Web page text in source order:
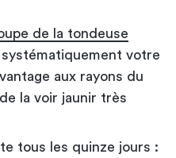
de la tondeuse
votre
aux rayons du
la voir jaunir très
tous les quinze jours :